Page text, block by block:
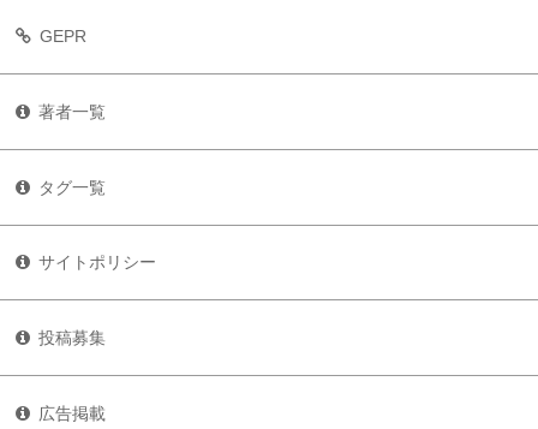
GEPR
著者一覧
タグ一覧
サイトポリシー
投稿募集
広告掲載